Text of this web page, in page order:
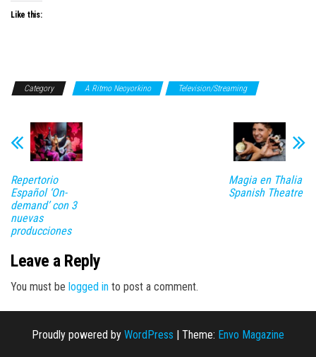
Like this:
Category A Ritmo Neoyorkino Television/Streaming
Repertorio
Español ‘On-
demand’ con 3
nuevas
producciones
Magia en Thalia
Spanish Theatre
Leave a Reply
You must be logged in to post a comment.
Proudly powered by WordPress Theme: Envo Magazine